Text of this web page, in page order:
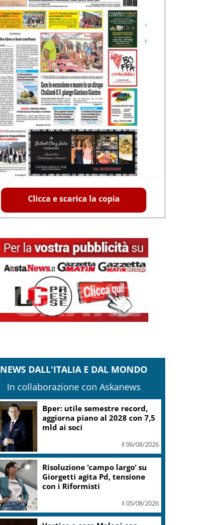
Clicca e scarica la copia
NEWS DALL'ITALIA E DAL MONDO
In collaborazione con Askanews
Bper: utile semestre record,
aggiorna piano al 2028 con 7,5
mld ai soci
il 06/08/2026
Risoluzione ‘campo largo’ su
Giorgetti agita Pd, tensione
con i Riformisti
il 05/08/2026